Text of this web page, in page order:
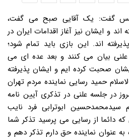
گفت: یک آقایی صبح می گفت،
و ایشان نیز آغاز اقدامات ایران در
اند. این بازی باید تمام شود؛
بیان می کنند و بعد عده ای می
صحبت کرده ایم و ایشان پذیرفته
حمید رسایی نماینده مردم تهران
در جلسه علنی در تذکری آیین نامه
ابوترابی فرد نایب
دائما از رسایی می پرسید تذکر شما
عنوان نماینده حق دارم تذکر دهم و